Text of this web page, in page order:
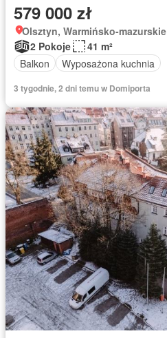
579 000 zł
Olsztyn, Warmińsko-mazurskie
2 Pokoje
41 m²
Balkon
Wyposażona kuchnia
3 tygodnie, 2 dni temu w Domiporta